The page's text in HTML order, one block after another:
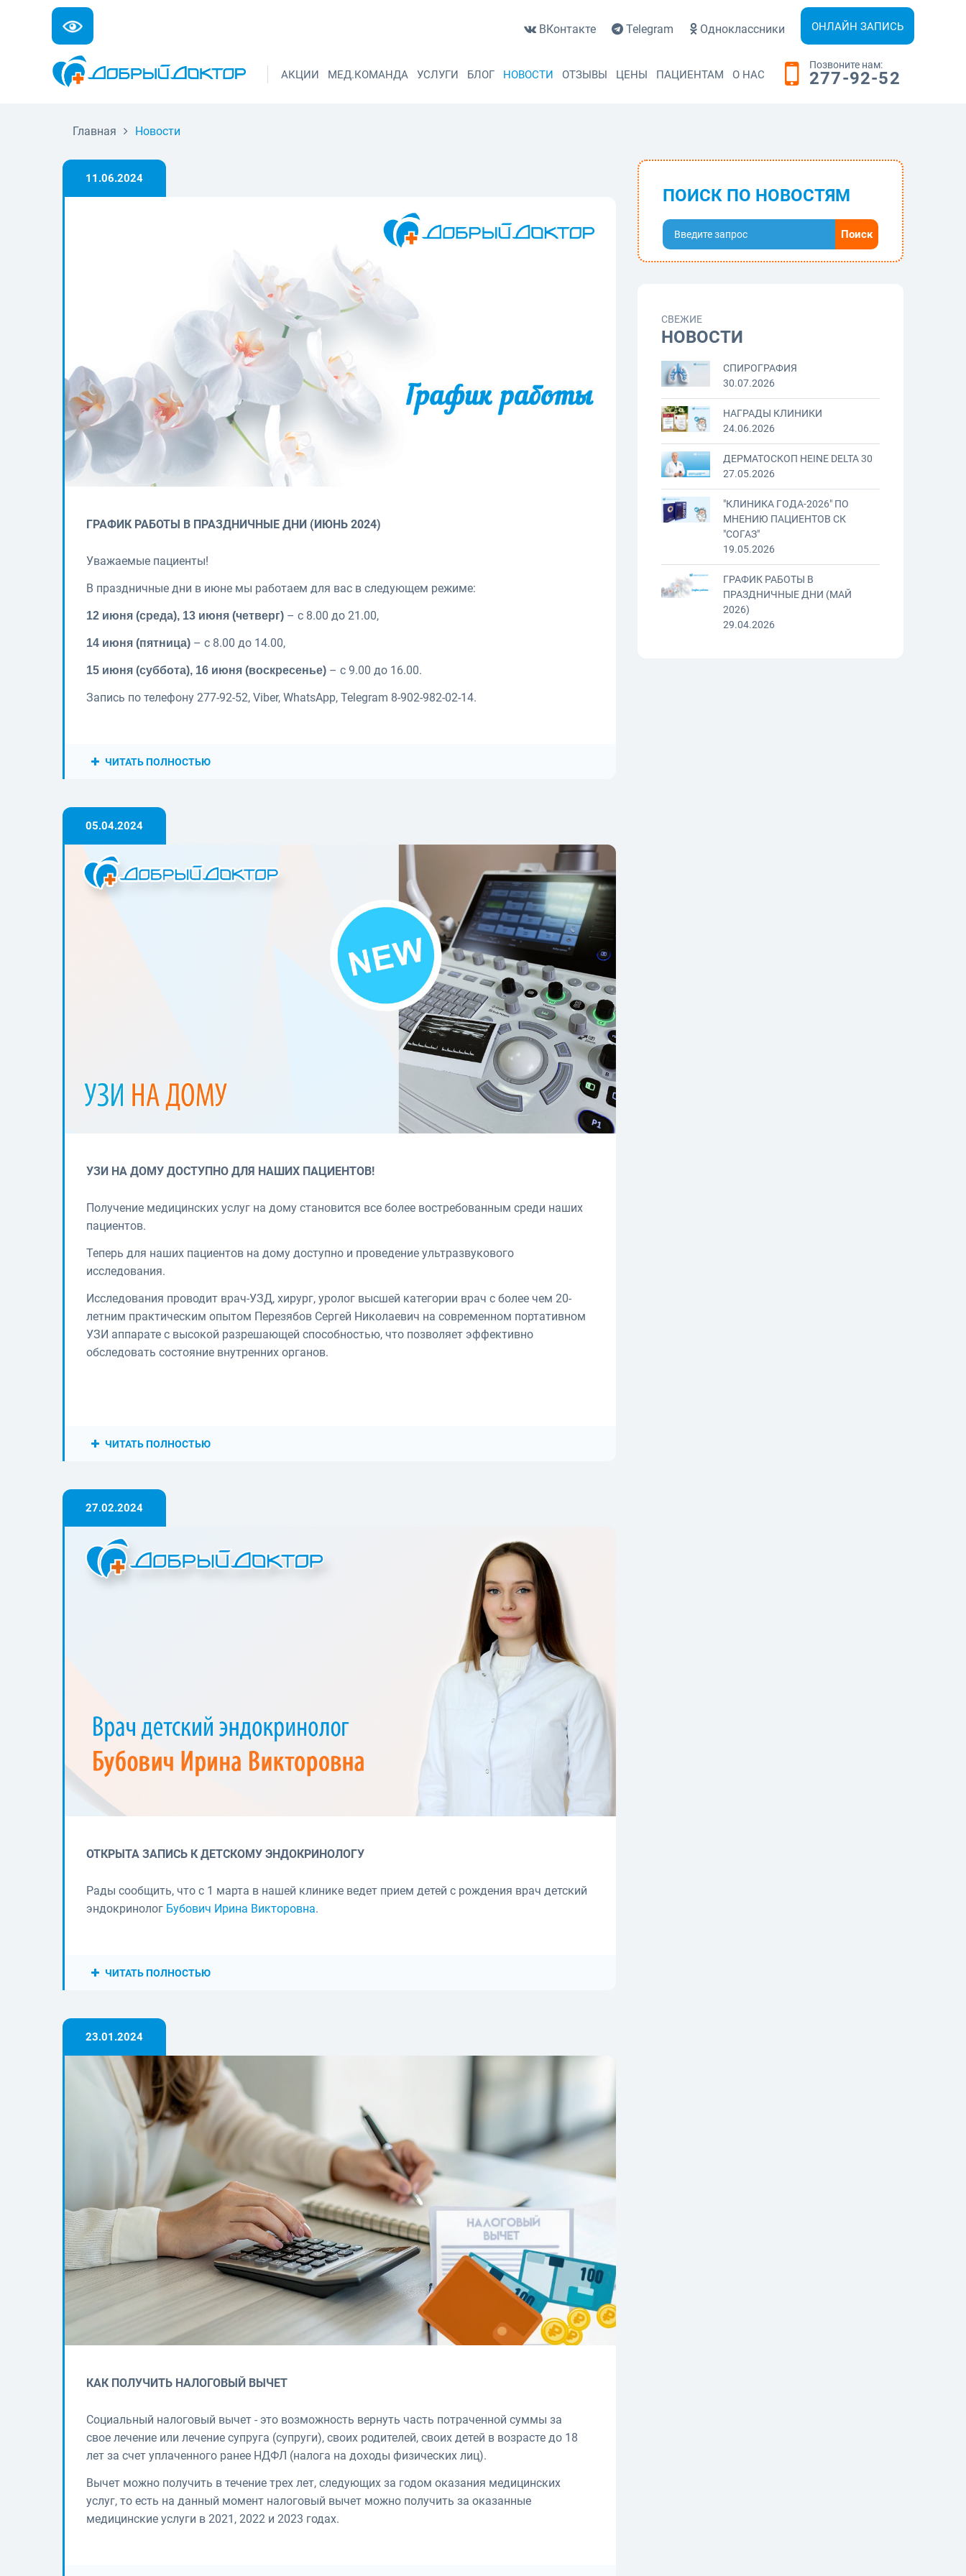
ВКонтакте Telegram Одноклассники ОНЛАЙН ЗАПИСЬ
АКЦИИ МЕД.КОМАНДА УСЛУГИ БЛОГ НОВОСТИ ОТЗЫВЫ ЦЕНЫ ПАЦИЕНТАМ О НАС
Позвоните нам:
277-92-52
Главная Новости
11.06.2024
ГРАФИК РАБОТЫ В ПРАЗДНИЧНЫЕ ДНИ (ИЮНЬ 2024)
Уважаемые пациенты!
В праздничные дни в июне мы работаем для вас в следующем режиме:
12 июня (среда), 13 июня (четверг) – с 8.00 до 21.00,
14 июня (пятница) – с 8.00 до 14.00,
15 июня (суббота), 16 июня (воскресенье) – с 9.00 до 16.00.
Запись по телефону 277-92-52, Viber, WhatsApp, Telegram 8-902-982-02-14.
ЧИТАТЬ ПОЛНОСТЬЮ
05.04.2024
УЗИ НА ДОМУ ДОСТУПНО ДЛЯ НАШИХ ПАЦИЕНТОВ!
Получение медицинских услуг на дому становится все более востребованным среди наших
пациентов.
Теперь для наших пациентов на дому доступно и проведение ультразвукового
исследования.
Исследования проводит врач-УЗД, хирург, уролог высшей категории врач с более чем 20-
летним практическим опытом Перезябов Сергей Николаевич на современном портативном
УЗИ аппарате с высокой разрешающей способностью, что позволяет эффективно
обследовать состояние внутренних органов.
ЧИТАТЬ ПОЛНОСТЬЮ
27.02.2024
ОТКРЫТА ЗАПИСЬ К ДЕТСКОМУ ЭНДОКРИНОЛОГУ
Рады сообщить, что с 1 марта в нашей клинике ведет прием детей с рождения врач детский
эндокринолог Бубович Ирина Викторовна.
ЧИТАТЬ ПОЛНОСТЬЮ
23.01.2024
КАК ПОЛУЧИТЬ НАЛОГОВЫЙ ВЫЧЕТ
Социальный налоговый вычет - это возможность вернуть часть потраченной суммы за
свое лечение или лечение супруга (супруги), своих родителей, своих детей в возрасте до 18
лет за счет уплаченного ранее НДФЛ (налога на доходы физических лиц).
Вычет можно получить в течение трех лет, следующих за годом оказания медицинских
услуг, то есть на данный момент налоговый вычет можно получить за оказанные
медицинские услуги в 2021, 2022 и 2023 годах.
ПОИСК ПО НОВОСТЯМ
СВЕЖИЕ
НОВОСТИ
СПИРОГРАФИЯ
30.07.2026
НАГРАДЫ КЛИНИКИ
24.06.2026
ДЕРМАТОСКОП HEINE DELTA 30
27.05.2026
"КЛИНИКА ГОДА-2026" ПО
МНЕНИЮ ПАЦИЕНТОВ СК
"СОГАЗ"
19.05.2026
ГРАФИК РАБОТЫ В
ПРАЗДНИЧНЫЕ ДНИ (МАЙ
2026)
29.04.2026